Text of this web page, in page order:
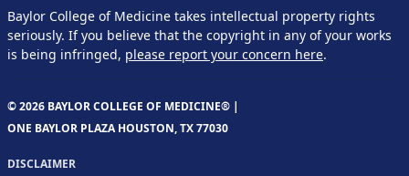
Baylor College of Medicine takes intellectual property rights
seriously. If you believe that the copyright in any of your works
is being infringed, please report your concern here.
© 2026 BAYLOR COLLEGE OF MEDICINE® |
ONE BAYLOR PLAZA HOUSTON, TX 77030
DISCLAIMER